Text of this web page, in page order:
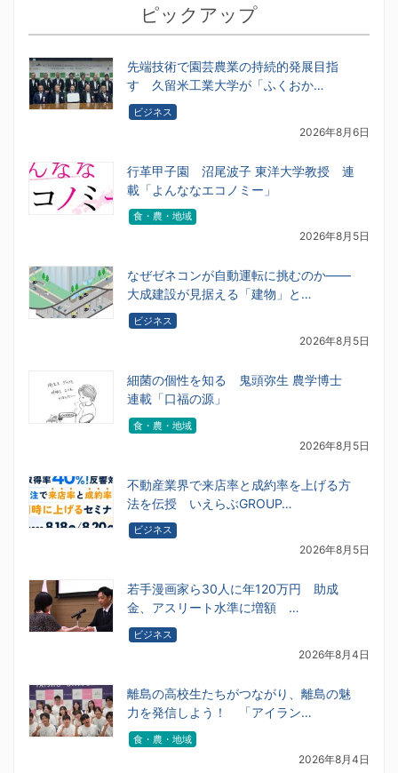
ピックアップ
先端技術で園芸農業の持続的発展目指
す 久留米工業大学が「ふくおか…
ビジネス
2026年8月6日
行革甲子園 沼尾波子 東洋大学教授 連
載「よんななエコノミー」
食・農・地域
2026年8月5日
なぜゼネコンが自動運転に挑むのか――
大成建設が見据える「建物」と…
ビジネス
2026年8月5日
細菌の個性を知る 鬼頭弥生 農学博士
連載「口福の源」
食・農・地域
2026年8月5日
不動産業界で来店率と成約率を上げる方
法を伝授 いえらぶGROUP…
ビジネス
2026年8月5日
若手漫画家ら30人に年120万円 助成
金、アスリート水準に増額 …
ビジネス
2026年8月4日
離島の高校生たちがつながり、離島の魅
力を発信しよう！ 「アイラン…
食・農・地域
2026年8月4日